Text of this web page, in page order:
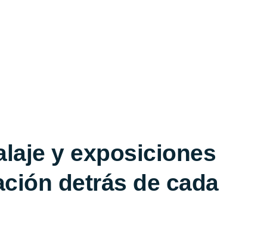
y exposiciones
detrás de cada